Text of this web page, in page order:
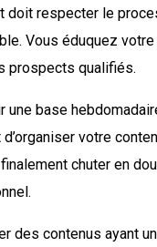
doit respecter le
Vous éduquez votre
prospects qualifiés.
une base
votre
chuter en
des contenus ayant